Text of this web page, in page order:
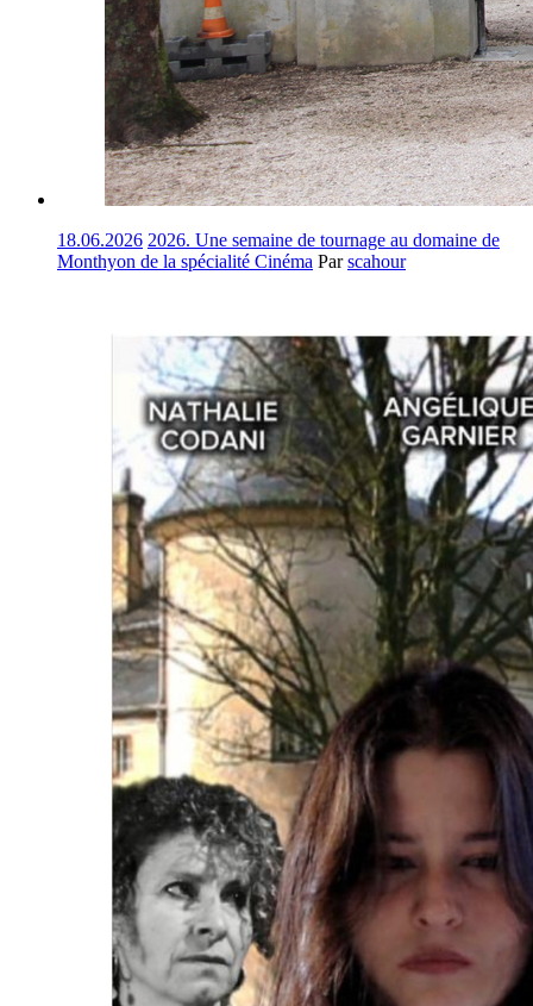
18.06.2026 2026. Une semaine de tournage au domaine de
Monthyon de la spécialité Cinéma Parscahour